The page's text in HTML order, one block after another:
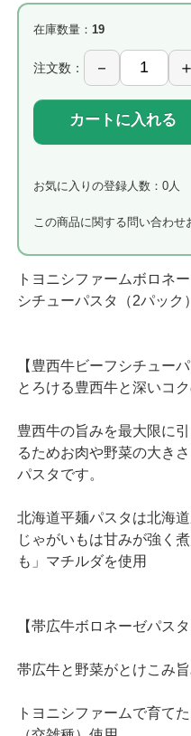
在庫数量： 19
注文数：
カートに入れる
お気に入りの登録人数：0人
この商品に関する問い合わせ
トヨニシファームボロネ
シチューパスタ（2パック
【豊西牛ビーフシチューパ
とろける豊西牛と深いコ
豊西牛の旨みを最大限に
るためお肉や野菜の大き
パスタです。
北海道平麺パスタは北海
じゃがいもは甘みが強く
も」マチルダを使用
【帯広牛ボロネーゼパスタ
帯広牛と野菜がとけこみ
トヨニシファームで育て